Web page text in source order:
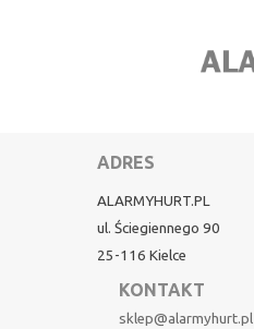
ADRES
ALARMYHURT.PL
ul. Ściegiennego 90
25-116 Kielce
KONTAKT
sklep@alarmyhurt.pl